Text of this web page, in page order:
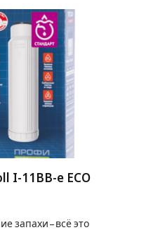
I-11BB-e ECO
запахи – всё это